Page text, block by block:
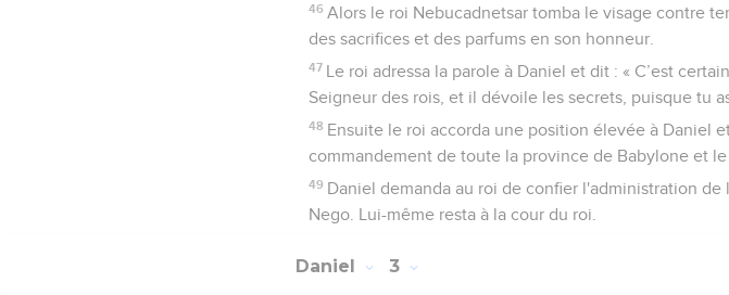
46 Alors le roi Nebucadnetsar tomba le visage contre
des sacrifices et des parfums en son honneur.
47 Le roi adressa la parole à Daniel et dit : « C’est
Seigneur des rois, et il dévoile les secrets, puisque tu
48 Ensuite le roi accorda une position élevée à Daniel
commandement de toute la province de Babylone et
49 Daniel demanda au roi de confier l'administration
Nego. Lui-même resta à la cour du roi.
Daniel 3